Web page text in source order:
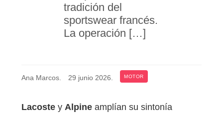
tradición del
sportswear francés.
La operación […]
Ana Marcos. 29 junio 2026. MOTOR
Lacoste y Alpine amplían su sintonía